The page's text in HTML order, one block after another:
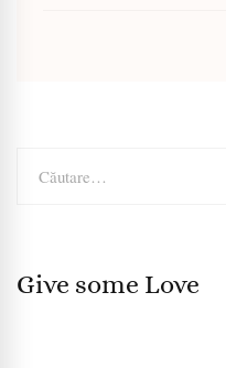
după:
Give some Love